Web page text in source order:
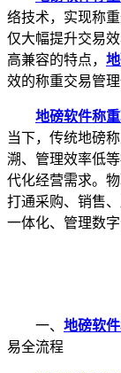
络技术，实现称
仅大幅提升交易
高兼容的特点，
效的称重交易管
地磅软件称
当下，传统地磅
溯、管理效率低等
代化经营需求。
打通采购、销售
一体化、管理数
一、 地磅软件
易全流程